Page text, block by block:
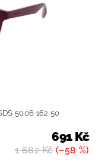
5006 162 50
1 682 Kč(–58 %)
691 Kč